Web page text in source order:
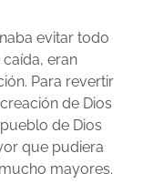
evitar todo
eran
Para revertir
de Dios
de Dios
que pudiera
mayores.